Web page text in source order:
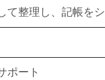
て整理し、記帳を
ポート